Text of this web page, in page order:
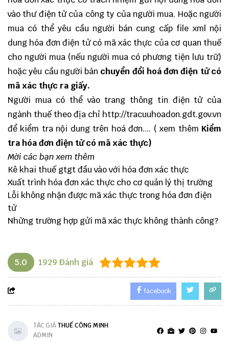
vào thư điện tử của công ty của người mua. Hoặc người
mua có thể yêu cầu người bán cung cấp file xml nội
dung hóa đơn điện tử có mã xác thực của cơ quan thuế
cho người mua (nếu người mua có phương tiện lưu trữ)
hoặc yêu cầu người bán chuyển đổi hoá đơn điện tử có
mã xác thực ra giấy.
Người mua có thể vào trang thông tin điện tử của
ngành thuế theo địa chỉ http://tracuuhoadon.gdt.gov.vn
để kiểm tra nội dung trên hoá đơn.... ( xem thêm Kiểm
tra hóa đơn điện tử có mã xác thực)
Mời các bạn xem thêm
Kê khai thuế gtgt đầu vào với hóa đơn xác thực
Xuất trình hóa đơn xác thực cho cơ quản lý thị trường
Lỗi không nhận được mã xác thực trong hóa đơn điện
tử
Những trường hợp gửi mã xác thực không thành công?
5.0 1929 Đánh giá
facebook
TÁC GIẢTHUẾ CÔNG MINH
ADMIN